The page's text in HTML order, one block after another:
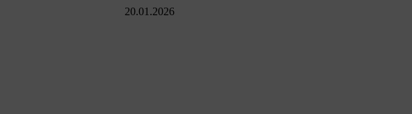
20.01.2026